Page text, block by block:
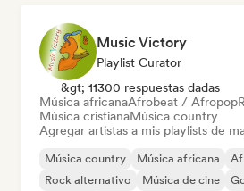
Music Victory
Playlist Curator
&gt; 11300 respuestas dadas
Música africanaAfrobeat / Afropop
Música cristianaMúsica country
Agregar artistas a mis playlists de
Música country Música africana
Rock alternativo
Música de cine